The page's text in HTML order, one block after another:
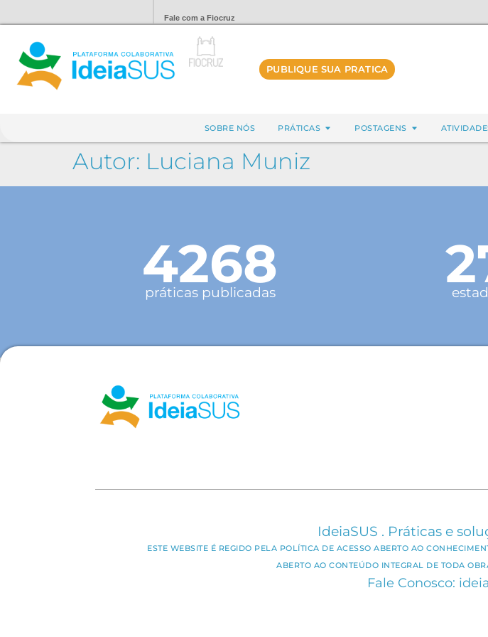
Fale com a Fiocruz
PUBLIQUE SUA PRATICA
SOBRE NÓS PRÁTICAS POSTAGENS
Autor: Luciana Muniz
4268
práticas publicadas
IdeiaSUS . Práticas e
ESTE WEBSITE É REGIDO PELA POLÍTICA DE ACESSO ABERTO AO
ABERTO AO CONTEÚDO INTEGRAL DE TODA
Fale Conosco: